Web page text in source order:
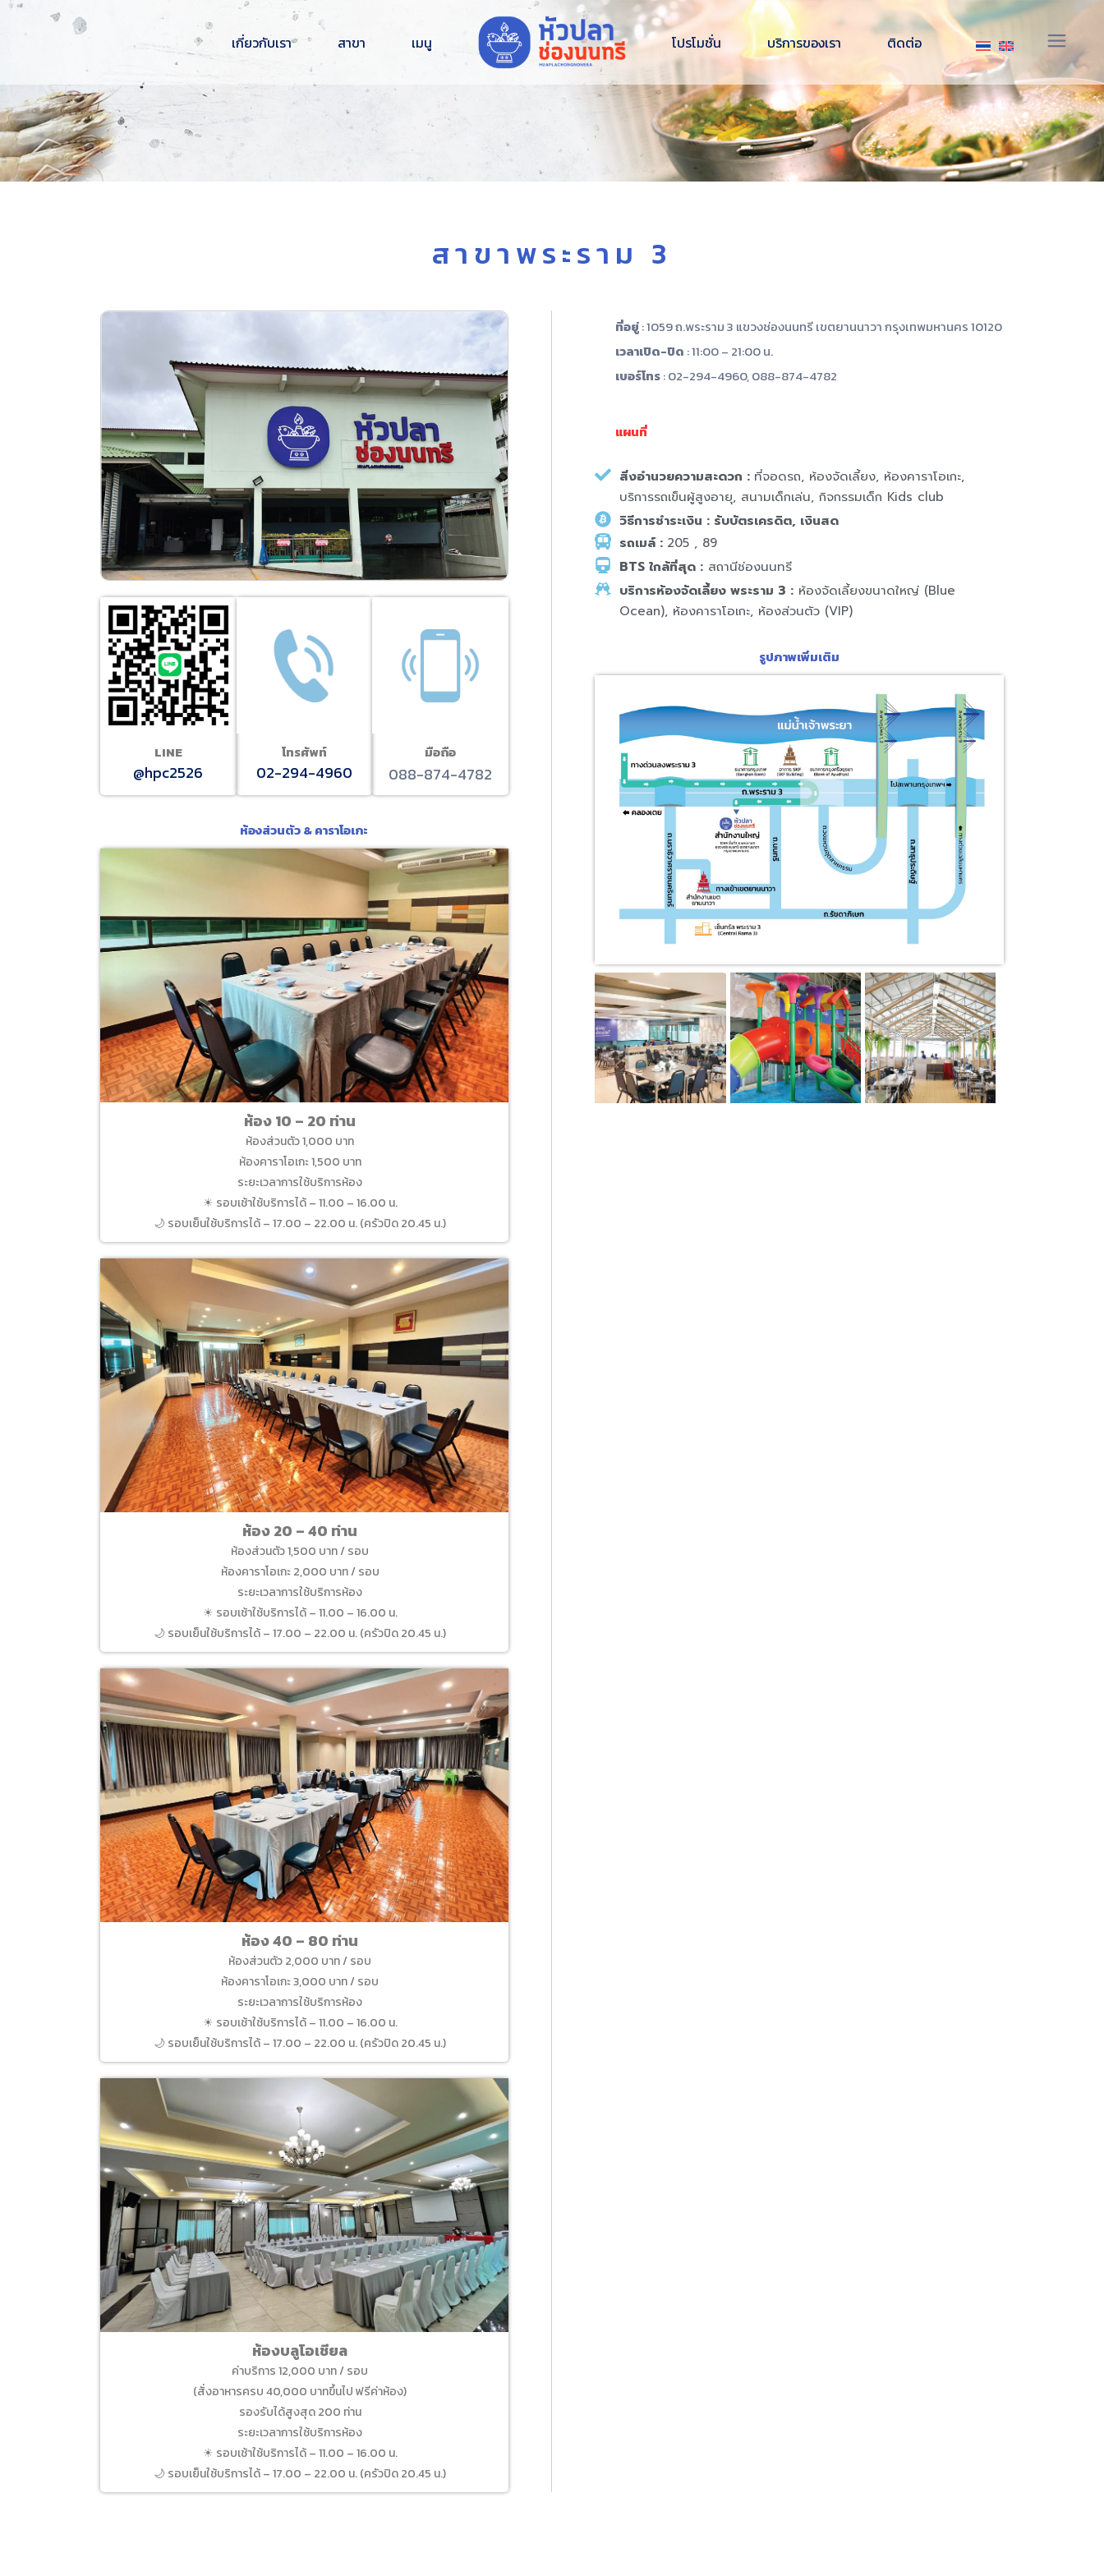
เกี่ยวกับเรา สาขา เมนู โปรโมชั่น บริการของเรา
จัดเลี้ยงนอกสถานที่
อาหารแช่แข็ง พร้อมปรุง
ติดต่อ
จัดเลี้ยงนอกสถานที่
อาหารแช่แข็ง พร้อมปรุง
สินค้าของเรา
สิ่งอำนวยความสะดวกภายในร้าน
สาขาพระราม 3
LINE
@hpc2526
โทรศัพท์
02-294-4960
มือถือ
088-874-4782
ห้องส่วนตัว & คาราโอเกะ
ห้อง 10 – 20 ท่าน
ห้องส่วนตัว 1,000 บาท
ห้องคาราโอเกะ 1,500 บาท
ระยะเวลาการใช้บริการห้อง
☀ รอบเช้าใช้บริการได้ – 11.00 – 16.00 น.
🌙 รอบเย็นใช้บริการได้ – 17.00 – 22.00 น. (ครัวปิด 20.45 น.)
ห้อง 20 – 40 ท่าน
ห้องส่วนตัว 1,500 บาท / รอบ
ห้องคาราโอเกะ 2,000 บาท / รอบ
ระยะเวลาการใช้บริการห้อง
☀ รอบเช้าใช้บริการได้ – 11.00 – 16.00 น.
🌙 รอบเย็นใช้บริการได้ – 17.00 – 22.00 น. (ครัวปิด 20.45 น.)
ห้อง 40 – 80 ท่าน
ห้องส่วนตัว 2,000 บาท / รอบ
ห้องคาราโอเกะ 3,000 บาท / รอบ
ระยะเวลาการใช้บริการห้อง
☀ รอบเช้าใช้บริการได้ – 11.00 – 16.00 น.
🌙 รอบเย็นใช้บริการได้ – 17.00 – 22.00 น. (ครัวปิด 20.45 น.)
ห้องบลูโอเชียล
ค่าบริการ 12,000 บาท / รอบ
(สั่งอาหารครบ 40,000 บาทขึ้นไป ฟรีค่าห้อง)
รองรับได้สูงสุด 200 ท่าน
ระยะเวลาการใช้บริการห้อง
☀ รอบเช้าใช้บริการได้ – 11.00 – 16.00 น.
🌙 รอบเย็นใช้บริการได้ – 17.00 – 22.00 น. (ครัวปิด 20.45 น.)
ที่อยู่: 1059 ถ.พระราม 3 แขวงช่องนนทรี เขตยานนาวา กรุงเทพมหานคร 10120
เวลาเปิด-ปิด : 11:00 – 21:00 น.
เบอร์โทร: 02-294-4960, 088-874-4782
แผนที่
สิ่งอำนวยความสะดวก : ที่จอดรถ, ห้องจัดเลี้ยง, ห้องคาราโอเกะ,
บริการรถเข็นผู้สูงอายุ, สนามเด็กเล่น, กิจกรรมเด็ก Kids club
วิธีการชำระเงิน : รับบัตรเครดิต, เงินสด
รถเมล์ : 205 , 89
BTS ใกล้ที่สุด : สถานีช่องนนทรี
บริการห้องจัดเลี้ยง พระราม 3 : ห้องจัดเลี้ยงขนาดใหญ่ (Blue
Ocean), ห้องคาราโอเกะ, ห้องส่วนตัว (VIP)
รูปภาพเพิ่มเติม